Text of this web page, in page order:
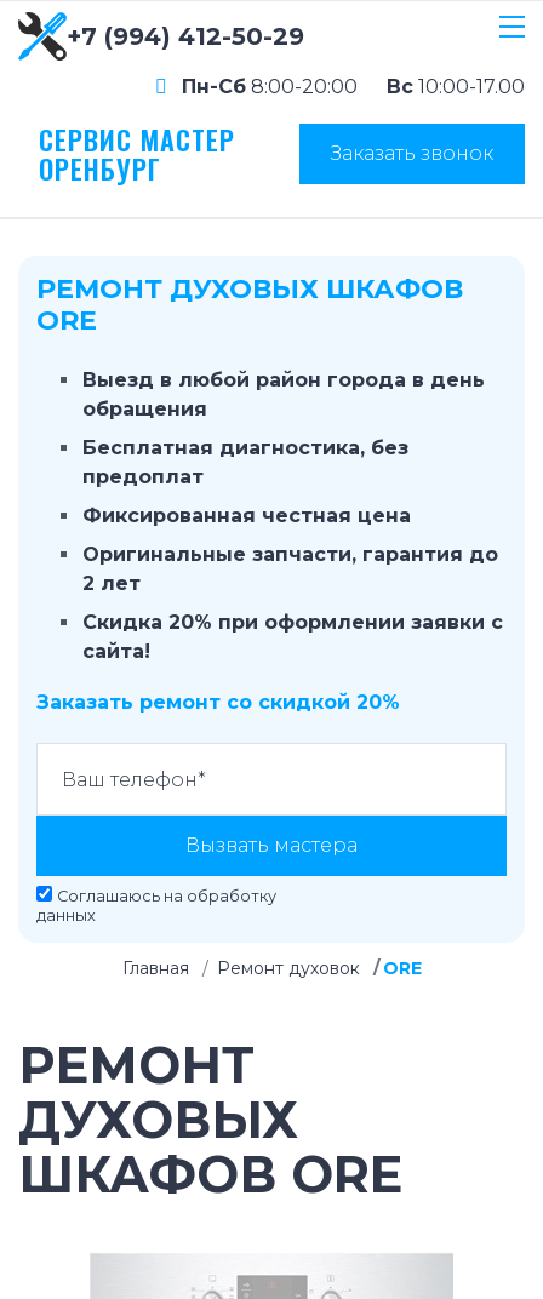
+7 (994) 412-50-29
Пн-Сб 8:00-20:00 Вс 10:00-17.00
СЕРВИС МАСТЕР
ОРЕНБУРГ Заказать звонок
РЕМОНТ ДУХОВЫХ ШКАФОВ
ORE
Выезд в любой район города в день
обращения
Бесплатная диагностика, без
предоплат
Фиксированная честная цена
Оригинальные запчасти, гарантия до
2 лет
Скидка 20% при оформлении заявки с
сайта!
Заказать ремонт со скидкой 20%
Вызвать мастера
Соглашаюсь на обработку
данных
Главная Ремонт духовок ORE
РЕМОНТ
ДУХОВЫХ
ШКАФОВ ORE